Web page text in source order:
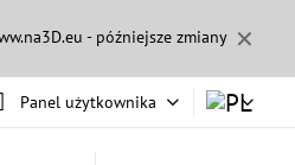
✕
- późniejsze zmiany
Panel użytkownika